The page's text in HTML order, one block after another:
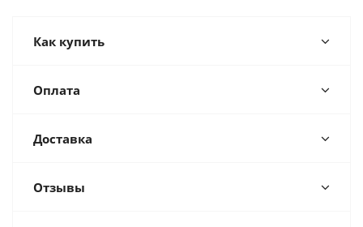
Как купить
Оплата
Доставка
Отзывы